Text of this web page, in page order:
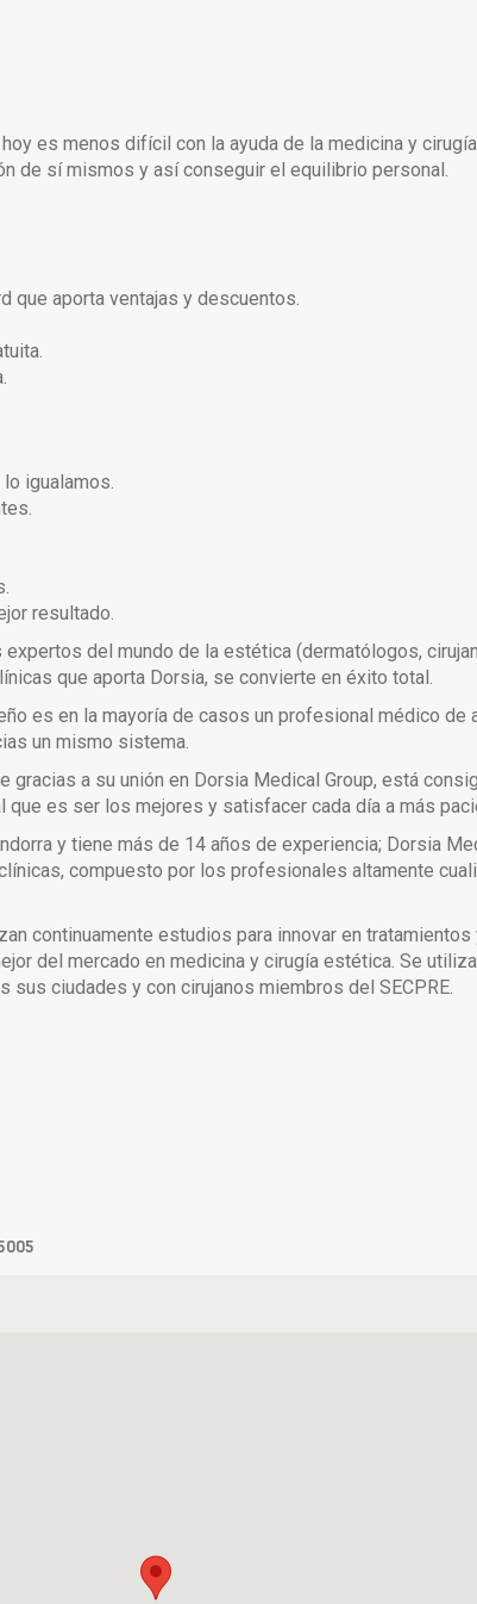
es menos difícil con la ayuda de la medicina y
de sí mismos y así conseguir el equilibrio personal.
que aporta ventajas y descuentos.
igualamos.
resultado.
del mundo de la estética (dermatólogos,
que aporta Dorsia, se convierte en éxito total.
es en la mayoría de casos un profesional médico de
un mismo sistema.
a su unión en Dorsia Medical Group, está
es ser los mejores y satisfacer cada día a más
y tiene más de 14 años de experiencia; Dorsia
compuesto por los profesionales altamente
continuamente estudios para innovar en
del mercado en medicina y cirugía estética. Se
ciudades y con cirujanos miembros del SECPRE.